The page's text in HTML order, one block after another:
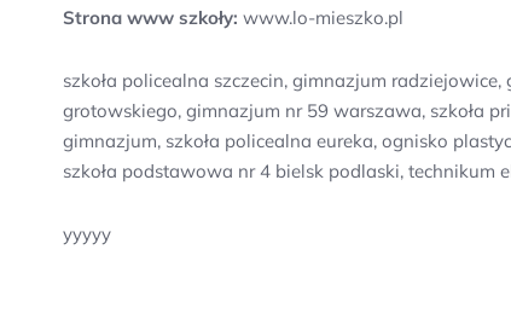
Strona www szkoły: www.lo-mieszko.pl
szkoła policealna szczecin, gimnazjum
grotowskiego, gimnazjum nr 59 warszawa, szkoła
gimnazjum, szkoła policealna eureka, ognisko
szkoła podstawowa nr 4 bielsk podlaski, technikum
yyyyy